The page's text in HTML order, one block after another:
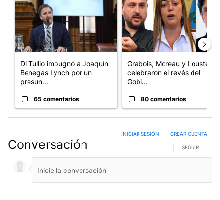
Di Tullio impugnó a Joaquín
Benegas Lynch por un
presun...
65 comentarios
Grabois, Moreau y Lousteau
celebraron el revés del
Gobi...
80 comentarios
Conversación SIGA ESTA
SEGUIR
INICIAR SESIÓN CREAR CUENTA